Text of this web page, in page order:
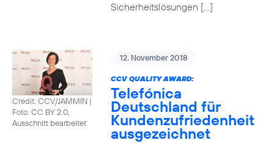
Sicherheitslösungen […]
Credit: CCV/JAMMIN |
Foto: CC BY 2.0,
Ausschnitt bearbeitet
12. November 2018
CCV QUALITY AWARD:
Telefónica
Deutschland für
Kundenzufriedenheit
ausgezeichnet